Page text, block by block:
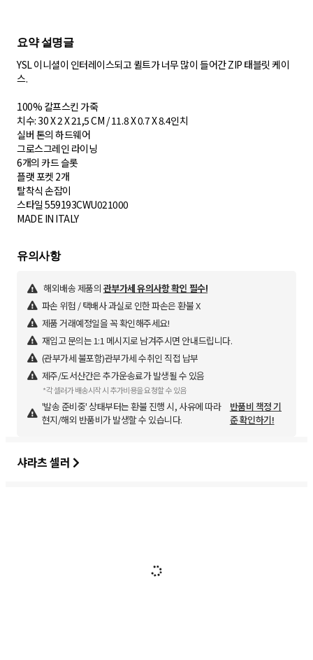
요약 설명글
YSL 이니셜이 인터레이스되고 퀼트가 너무 많이 들어간 ZIP 태블릿 케이
스.
100% 칼프스킨 가죽
치수: 30 X 2 X 21,5 CM / 11.8 X 0.7 X 8.4인치
실버 톤의 하드웨어
그로스그레인 라이닝
6개의 카드 슬롯
플랫 포켓 2개
탈착식 손잡이
스타일 559193CWU021000
MADE IN ITALY
유의사항
해외배송 제품의 관부가세 유의사항 확인 필수!
파손 위험 / 택배사 과실로 인한 파손은 환불 X
제품 거래예정일을 꼭 확인해주세요!
재입고 문의는 1:1 메시지로 남겨주시면 안내드립니다.
(관부가세 불포함)관부가세 수취인 직접 납부
제주/도서산간은 추가운송료가 발생될 수 있음
*각 셀러가 배송시작 시 추가비용을 요청할 수 있음
'발송 준비중' 상태부터는 환불 진행 시, 사유에 따라
현지/해외 반품비가 발생할 수 있습니다.
반품비 책정 기
준 확인하기!
샤라츠 셀러